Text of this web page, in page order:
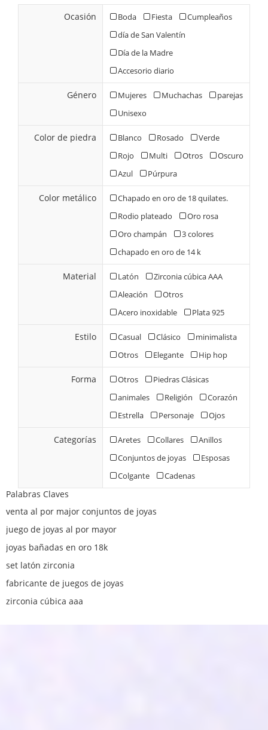
Ocasión Boda Fiesta
Cumpleaños
día de San Valentín
Día de la Madre
Accesorio diario
Género Mujeres Muchachas
parejas
Unisexo
Color de piedra Blanco Rosado
Verde
Rojo
Multi Otros
Oscuro
Azul
Púrpura
Color metálico
Chapado en oro de 18 quilates.
Rodio plateado
Oro rosa
Oro champán
3 colores
chapado en oro de 14 k
Material Latón
Zirconia cúbica AAA
Aleación
Otros
Acero inoxidable
Plata 925
Estilo Casual Clásico
minimalista
Otros
Elegante Hip hop
Forma Otros
Piedras Clásicas
animales
Religión
Corazón
Estrella
Personaje Ojos
Categorías Aretes Collares
Anillos
Conjuntos de joyas
Esposas
Colgante
Cadenas
Palabras Claves
venta al por major conjuntos de joyas
juego de joyas al por mayor
joyas bañadas en oro 18k
set latón zirconia
fabricante de juegos de joyas
zirconia cúbica aaa